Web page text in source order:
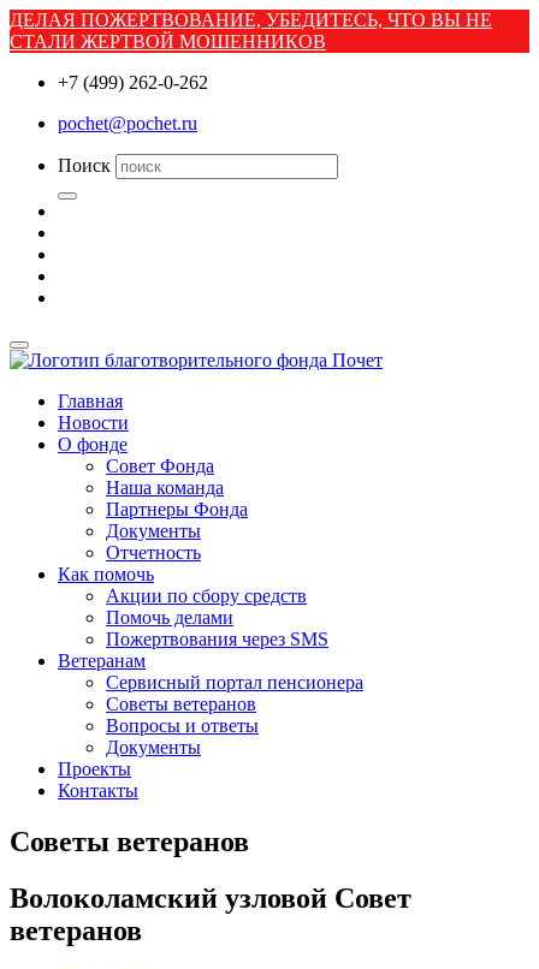
ДЕЛАЯ ПОЖЕРТВОВАНИЕ, УБЕДИТЕСЬ, ЧТО ВЫ НЕ
СТАЛИ ЖЕРТВОЙ МОШЕННИКОВ
+7 (499) 262-0-262
pochet@pochet.ru
Поиск
Главная
Новости
О фонде
Совет Фонда
Наша команда
Партнеры Фонда
Документы
Отчетность
Как помочь
Акции по сбору средств
Помочь делами
Пожертвования через SMS
Ветеранам
Сервисный портал пенсионера
Советы ветеранов
Вопросы и ответы
Документы
Проекты
Контакты
Советы ветеранов
Волоколамский узловой Совет
ветеранов